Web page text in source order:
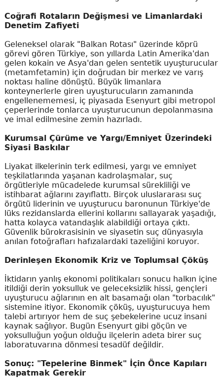
Coğrafi Rotaların Değişmesi ve Limanlardaki
Denetim Zafiyeti
Geleneksel olarak "Balkan Rotası" üzerinde köprü
görevi gören Türkiye, son yıllarda Latin Amerika'dan
gelen kokain ve Asya'dan gelen sentetik uyuşturucular
(metamfetamin) için doğrudan bir merkez ve varış
noktası haline dönüştü. Büyük limanlara
konteynerlerle giren uyuşturucuların zamanında
engellenememesi, iç piyasada Esenyurt gibi metropol
çeperlerinde tonlarca uyuşturucunun depolanmasına
ve imal edilmesine zemin hazırladı.
Kurumsal Çürüme ve Yargı/Emniyet Üzerindeki
Siyasi Baskılar
Liyakat ilkelerinin terk edilmesi, yargı ve emniyet
teşkilatlarında yaşanan kadrolaşmalar, suç
örgütleriyle mücadelede kurumsal sürekliliği ve
istihbarat ağlarını zayıflattı. Birçok uluslararası suç
örgütü liderinin ve uyuşturucu baronunun Türkiye'de
lüks rezidanslarda ellerini kollarını sallayarak yaşadığı,
hatta kolayca vatandaşlık alabildiği ortaya çıktı.
Güvenlik bürokrasisinin ve siyasetin suç dünyasıyla
anılan fotoğrafları hafızalardaki tazeliğini koruyor.
Derinleşen Ekonomik Kriz ve Toplumsal Çöküş
İktidarın yanlış ekonomi politikaları sonucu halkın içine
itildiği derin yoksulluk ve geleceksizlik hissi, gençleri
uyuşturucu ağlarının en alt basamağı olan "torbacılık"
sistemine itiyor. Ekonomik çöküş, uyuşturucuya hem
talebi artırıyor hem de suç şebekelerine ucuz insani
kaynak sağlıyor. Bugün Esenyurt gibi göçün ve
yoksulluğun yoğun olduğu ilçelerin adeta birer suç
laboratuvarına dönmesi tesadüf değildir.
Sonuç: "Tepelerine Binmek" İçin Önce Kapıları
Kapatmak Gerekir